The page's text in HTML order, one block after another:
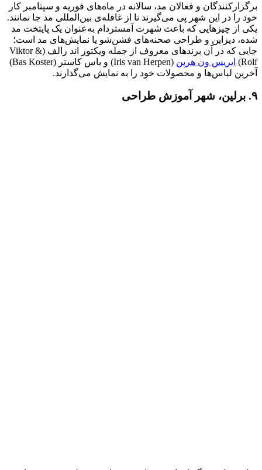
برگزارکنندگان و فعالان مد، سالانه در ماه‌های فوریه و سپتامبر کار
خود را در این شهر پی می‌گیرند تا از غافله‌ی بین‌المللی مد جا نمانند.
یکی از چیزهایی که باعث شهرت آمستردام به‌عنوان یک پایتخت مد
شده، دیزاین و طراحی صحنه‌های فشن‌شو یا نمایش‌های مد است؛
جایی که در آن برندهای معروف از جمله ویکتور اند رالف (Viktor &
Rolf)
ایریس ون هرپن
(Iris van Herpen) و باس کاستر (Bas Koster)
آخرین لباس‌ها و محصولات خود را به نمایش می‌گذارند.
۹. برلین، شهر آموزش طراحی